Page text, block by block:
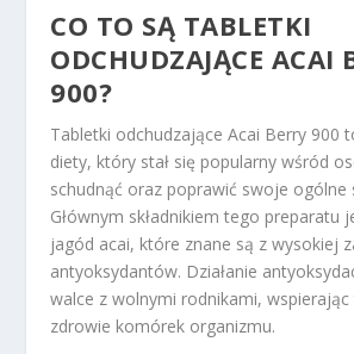
CO TO SĄ TABLETKI
ODCHUDZAJĄCE ACAI
900?
Tabletki odchudzające Acai Berry 900
diety, który stał się popularny wśród
schudnąć oraz poprawić swoje ogólne
Głównym składnikiem tego preparatu
jagód acai, które znane są z wysokiej
antyoksydantów. Działanie
walce z wolnymi rodnikami,
zdrowie komórek organizmu.